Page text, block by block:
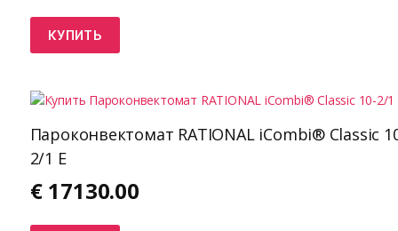
КУПИТЬ
Пароконвектомат RATIONAL iCombi® Classic
2/1 E
€ 17130.00